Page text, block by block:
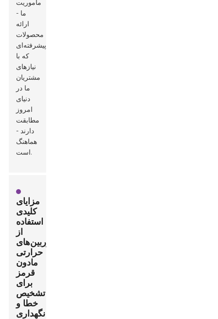
ماموریت
ما -
ارائه
محصولات
پیشرفته‌ای
که با
نیازهای
مشتریان
ما در
دنیای
امروز
مطابقت
دارند -
هماهنگ
است.
مزایای
کلیدی
استفاده
از
دوربین‌های
حرارتی
مادون
قرمز
برای
تشخیص
خطا و
نگهداری